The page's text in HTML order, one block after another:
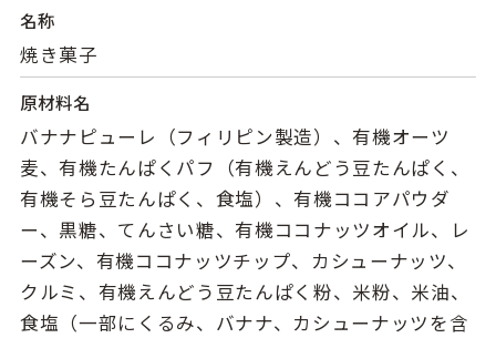
名称
焼き菓子
原材料名
バナナピューレ（フィリピン製造）、有機オーツ
麦、有機たんぱくパフ（有機えんどう豆たんぱく、
有機そら豆たんぱく、食塩）、有機ココアパウダ
ー、黒糖、てんさい糖、有機ココナッツオイル、レ
ーズン、有機ココナッツチップ、カシューナッツ、
クルミ、有機えんどう豆たんぱく粉、米粉、米油、
食塩（一部にくるみ、バナナ、カシューナッツを含